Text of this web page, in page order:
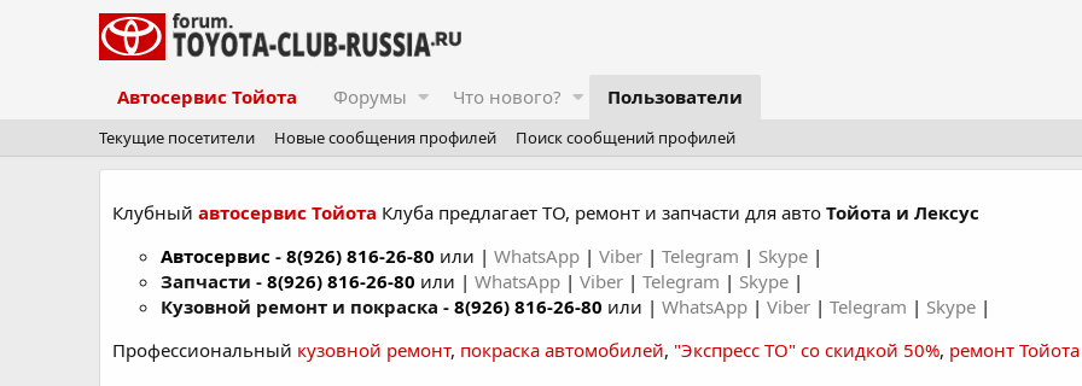
Автосервис Тойота Форумы Что нового? Пользователи
Текущие посетители Новые сообщения профилей Поиск сообщений профилей
Клубный автосервис Тойота Клуба предлагает ТО, ремонт и запчасти для авто Тойота и Лексус
Автосервис - 8(926) 816-26-80 или | WhatsApp | Viber | Telegram | Skype |
Запчасти - 8(926) 816-26-80 или | WhatsApp | Viber | Telegram | Skype |
Кузовной ремонт и покраска - 8(926) 816-26-80 или | WhatsApp | Viber | Telegram | Skype |
Профессиональный кузовной ремонт, покраска автомобилей, "Экспресс ТО" со скидкой 50%, ремонт Тойота